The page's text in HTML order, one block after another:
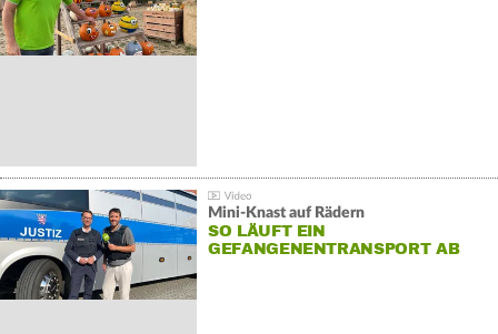
Mini-Knast auf Rädern
SO LÄUFT EIN
GEFANGENENTRANSPORT AB